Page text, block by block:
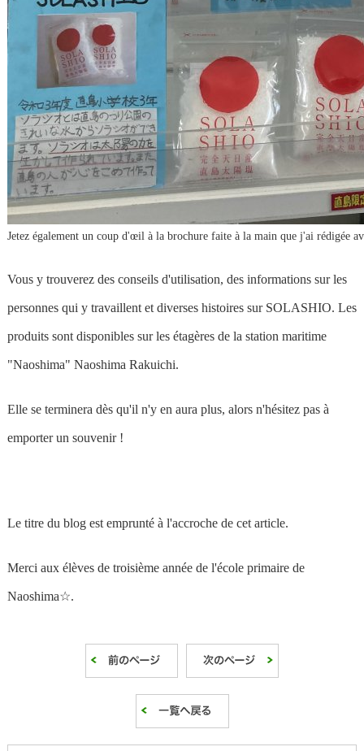
Jetez également un coup d'œil à la brochure faite à la main que j'ai rédigée
Vous y trouverez des conseils d'utilisation, des informations sur les
personnes qui y travaillent et diverses histoires sur SOLASHIO. Les
produits sont disponibles sur les étagères de la station maritime
"Naoshima" Naoshima Rakuichi.
Elle se terminera dès qu'il n'y en aura plus, alors n'hésitez pas à
emporter un souvenir !
Le titre du blog est emprunté à l'accroche de cet article.
Merci aux élèves de troisième année de l'école primaire de
Naoshima☆.